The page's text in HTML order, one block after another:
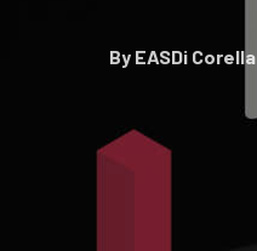
By EASDi Corella